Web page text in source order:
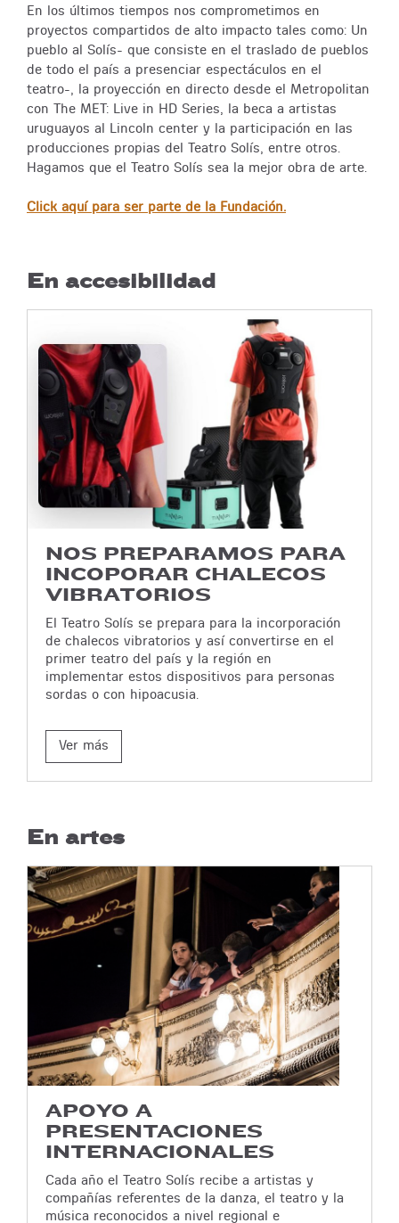
En los últimos tiempos nos comprometimos en
proyectos compartidos de alto impacto tales como: Un
pueblo al Solís- que consiste en el traslado de pueblos
de todo el país a presenciar espectáculos en el
teatro-, la proyección en directo desde el Metropolitan
con The MET: Live in HD Series, la beca a artistas
uruguayos al Lincoln center y la participación en las
producciones propias del Teatro Solís, entre otros.
Hagamos que el Teatro Solís sea la mejor obra de arte.
Click aquí para ser parte de la Fundación.
En accesibilidad
NOS PREPARAMOS PARA
INCOPORAR CHALECOS
VIBRATORIOS
El Teatro Solís se prepara para la incorporación
de chalecos vibratorios y así convertirse en el
primer teatro del país y la región en
implementar estos dispositivos para personas
sordas o con hipoacusia.
Ver más
En artes
APOYO A
PRESENTACIONES
INTERNACIONALES
Cada año el Teatro Solís recibe a artistas y
compañías referentes de la danza, el teatro y la
música reconocidos a nivel regional e